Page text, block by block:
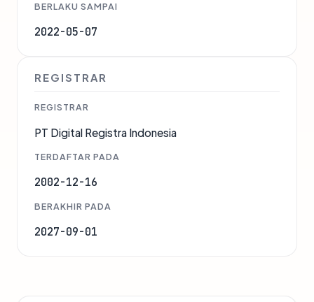
BERLAKU SAMPAI
2022-05-07
REGISTRAR
REGISTRAR
PT Digital Registra Indonesia
TERDAFTAR PADA
2002-12-16
BERAKHIR PADA
2027-09-01